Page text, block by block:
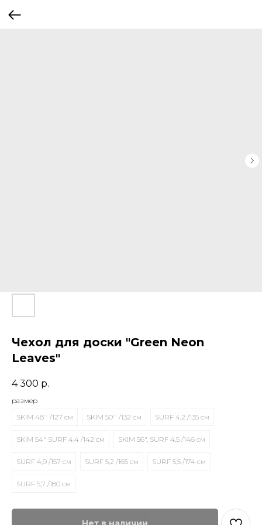
Чехол для доски "Green Neon
Leaves"
4 300 р.
размер
SKIM 48'' /127 см
SKIM 50'' /132 см SURF 4,2 /135 см
SKIM 54" SURF 4,4 /142 см SKIM 56", SURF 4,5 /146 см
SURF 4,9 /157 см SURF 5,2 /165 см SURF 5,5 /174 см
SURF 5,7 /180 см